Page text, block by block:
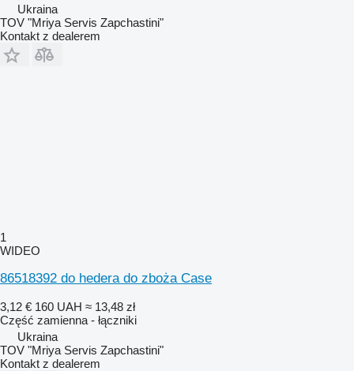
Ukraina
TOV "Mriya Servis Zapchastini"
Kontakt z dealerem
1
WIDEO
86518392 do hedera do zboża Case
3,12 € 160 UAH ≈ 13,48 zł
Część zamienna - łączniki
Ukraina
TOV "Mriya Servis Zapchastini"
Kontakt z dealerem